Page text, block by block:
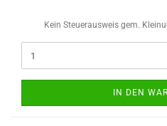
Kein Steuerausweis gem.
IN DEN